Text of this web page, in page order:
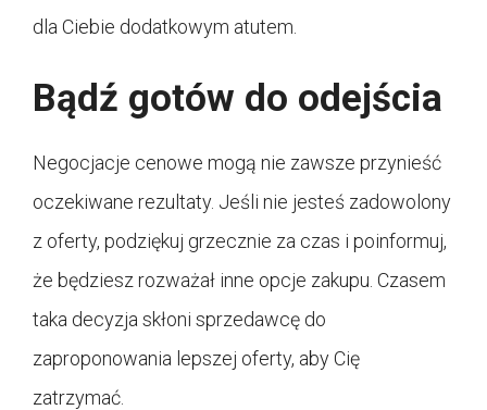
dla Ciebie dodatkowym atutem.
Bądź gotów do odejścia
Negocjacje cenowe mogą nie zawsze przynieść
oczekiwane rezultaty. Jeśli nie jesteś zadowolony
z oferty, podziękuj grzecznie za czas i poinformuj,
że będziesz rozważał inne opcje zakupu. Czasem
taka decyzja skłoni sprzedawcę do
zaproponowania lepszej oferty, aby Cię
zatrzymać.